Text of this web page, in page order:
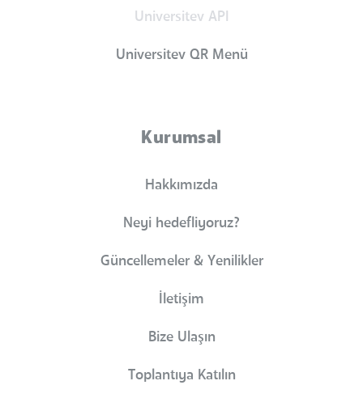
Universitev API
Universitev QR Menü
Kurumsal
Hakkımızda
Neyi hedefliyoruz?
Güncellemeler & Yenilikler
İletişim
Bize Ulaşın
Toplantıya Katılın